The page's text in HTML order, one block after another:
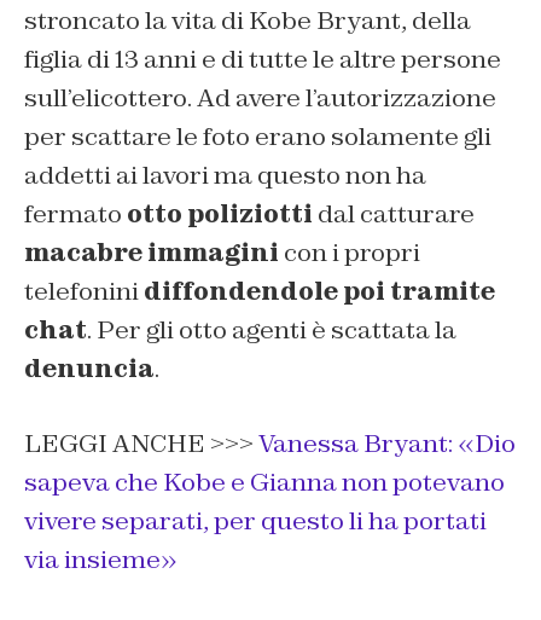
stroncato la vita di Kobe Bryant, della
figlia di 13 anni e di tutte le altre persone
sull’elicottero. Ad avere l’autorizzazione
per scattare le foto erano solamente gli
addetti ai lavori ma questo non ha
fermato otto poliziotti dal catturare
macabre immagini con i propri
telefoninidiffondendole poi tramite
chat. Per gli otto agenti è scattata la
denuncia.
LEGGI ANCHE >>>Vanessa Bryant: «Dio
sapeva che Kobe e Gianna non potevano
vivere separati, per questo li ha portati
via insieme»